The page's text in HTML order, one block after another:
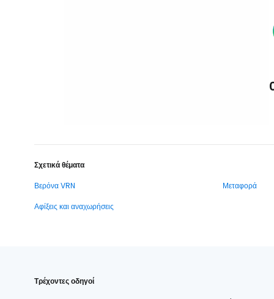
Σχετικά θέματα
Βερόνα VRN
Μεταφορά
Αφίξεις και αναχωρήσεις
Τρέχοντες οδηγοί